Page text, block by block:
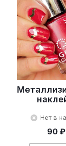
Нет в
90 ₽